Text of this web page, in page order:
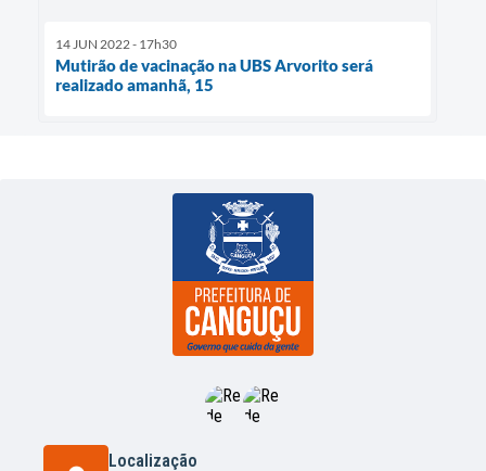
14 JUN 2022 - 17h30
Mutirão de vacinação na UBS Arvorito será
realizado amanhã, 15
Localização